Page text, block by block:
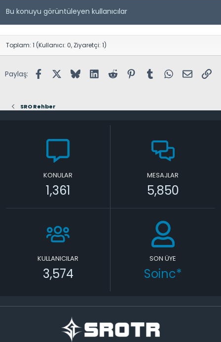
Bu konuyu görüntüleyen kullanıcılar
Toplam: 1 (Kullanıcı: 0, Ziyaretçi: 1)
Paylaş: FacebookX (Twitter)
BlueskyLinkedInReddit PinterestTumblr WhatsApp
E-posta
SRO Rehber
KONULAR
1,361
MESAJLAR
5,850
KULLANICILAR
3,574
SON ÜYE
Soinc*